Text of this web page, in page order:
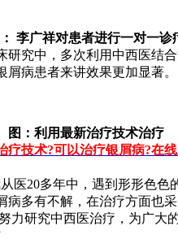
李广祥对患者进行一对一诊
究中，多次利用中西医结合
屑病患者来讲效果更加显著。
图：利用最新治疗技术治疗
疗技术?可以治疗银屑病?在
20多年中，遇到形形色色
病多有不解，在治疗方面也采
力研究中西医治疗，为广大